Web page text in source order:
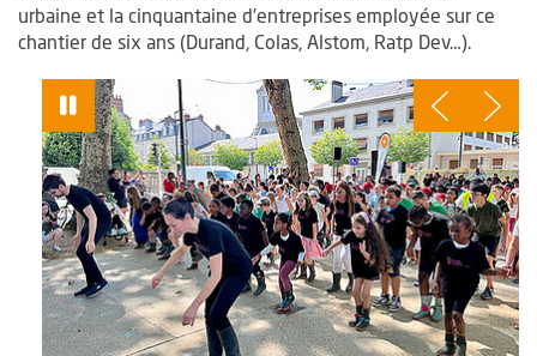
urbaine et la cinquantaine d’entreprises employée sur ce
chantier de six ans (Durand, Colas, Alstom, Ratp Dev…).